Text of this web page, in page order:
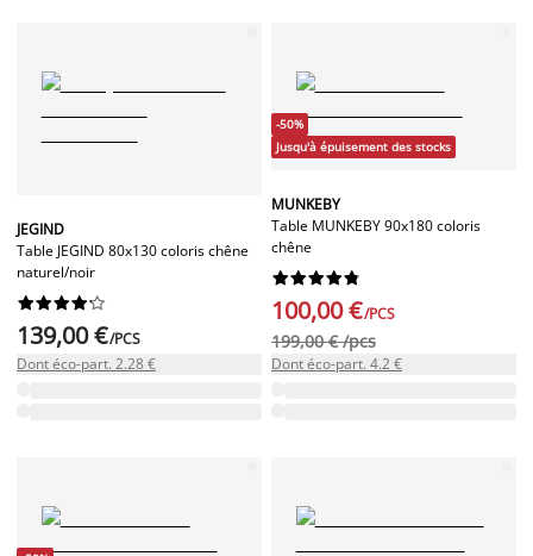
JEGIND
Table JEGIND 80x130 coloris chêne
naturel/noir






139,00 €/PCS
Dont éco-part. 2.28 €
-50%
Jusqu'à épuisement des stocks
MUNKEBY
Table MUNKEBY 90x180 coloris
chêne






100,00 €/PCS
199,00 € /pcs
Dont éco-part. 4.2 €